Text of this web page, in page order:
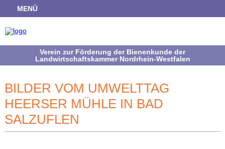
MENÜ
Verein zur Förderung der Bienenkunde der
Landwirtschaftskammer Nordrhein-Westfalen
BILDER VOM UMWELTTAG
HEERSER MÜHLE IN BAD
SALZUFLEN